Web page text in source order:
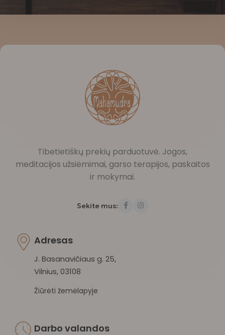
Tibetietiškų prekių parduotuvė. Jogos,
meditacijos užsiėmimai, garso terapijos, paskaitos
ir mokymai.
Sekite mus:
Adresas
J. Basanavičiaus g. 25,
Vilnius, 03108
Žiūrėti žemėlapyje
Darbo valandos